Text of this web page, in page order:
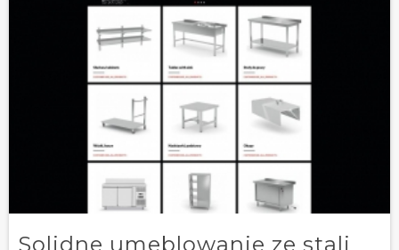
Solidne umeblowanie ze stali